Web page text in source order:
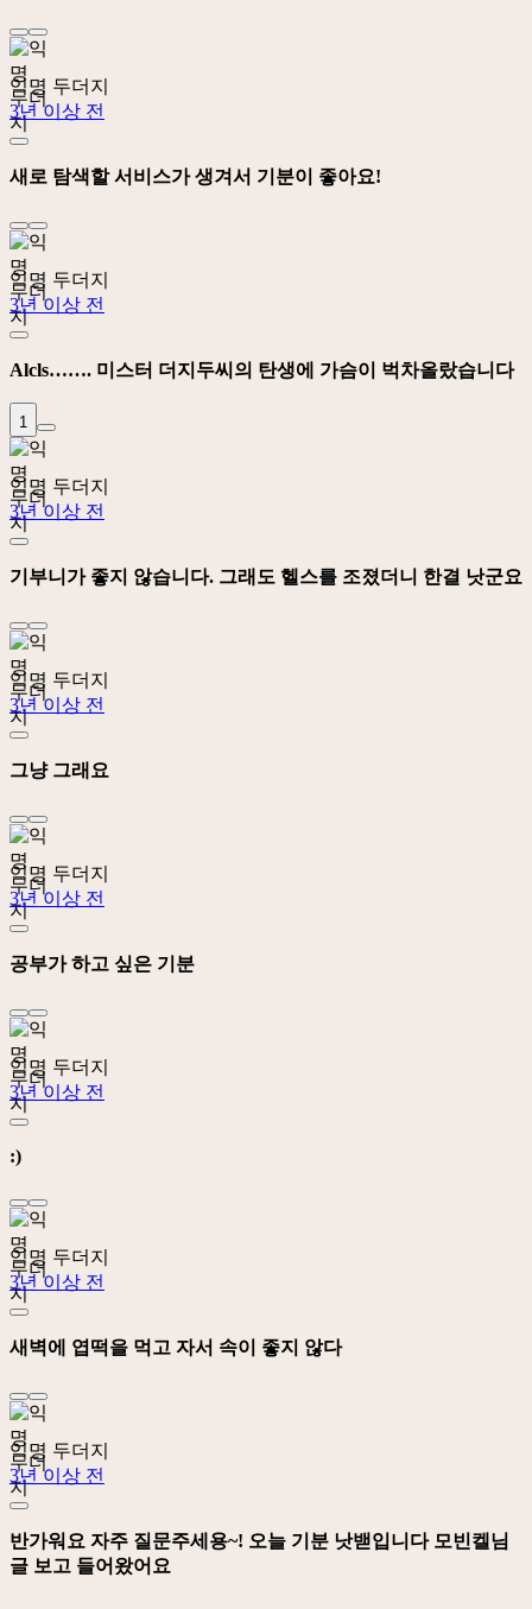
익명 두더지
3년 이상 전
새로 탐색할 서비스가 생겨서 기분이 좋아요!
익명 두더지
3년 이상 전
Alcls……. 미스터 더지두씨의 탄생에 가슴이 벅차올랐습니다
1
익명 두더지
3년 이상 전
기부니가 좋지 않습니다. 그래도 헬스를 조졌더니 한결 낫군요
익명 두더지
3년 이상 전
그냥 그래요
익명 두더지
3년 이상 전
공부가 하고 싶은 기분
익명 두더지
3년 이상 전
:)
익명 두더지
3년 이상 전
새벽에 엽떡을 먹고 자서 속이 좋지 않다
익명 두더지
3년 이상 전
반가워요 자주 질문주세용~! 오늘 기분 낫밷입니다 모빈켈님
글 보고 들어왔어요